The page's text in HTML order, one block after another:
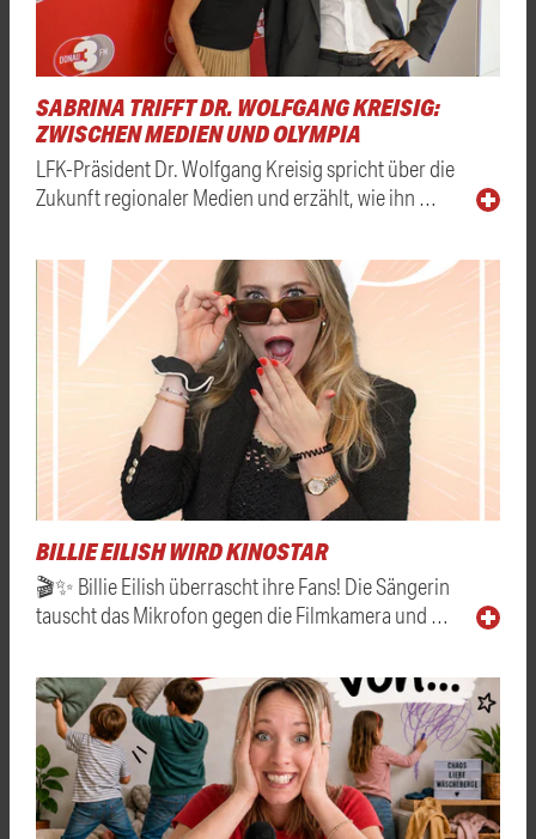
SABRINA TRIFFT DR. WOLFGANG KREISIG:
ZWISCHEN MEDIEN UND OLYMPIA
LFK-Präsident Dr. Wolfgang Kreisig spricht über die
Zukunft regionaler Medien und erzählt, wie ihn …
BILLIE EILISH WIRD KINOSTAR
🎬✨ Billie Eilish überrascht ihre Fans! Die Sängerin
tauscht das Mikrofon gegen die Filmkamera und …